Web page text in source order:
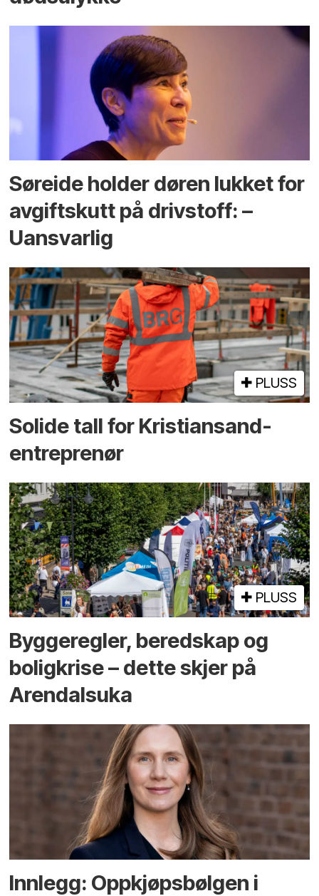
Søreide holder døren lukket for
avgiftskutt på drivstoff: –
Uansvarlig
PLUSS
Solide tall for Kristiansand-
entreprenør
PLUSS
Bygge­regler, beredskap og
bolig­krise – dette skjer på
Arendals­uka
Innlegg: Oppkjøps­bølgen i